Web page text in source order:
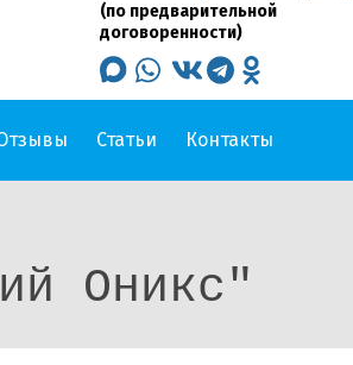
(по предварительной
договоренности)
max whatsapp
vk telegramodnoklassniki
Статьи Контакты
Оникс"